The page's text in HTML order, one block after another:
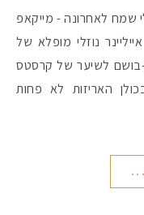
נוזלי מופלא של
בושם לשיער של קרסטס
האריזות לא פחות